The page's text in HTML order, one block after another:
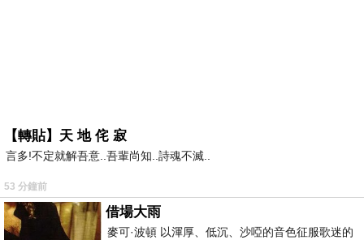
【轉貼】天 地 侘 寂
言多!不定就解吾意..吾輩尚知..詩魂不滅..
53 分鐘前
借場大雨
麥可·波頓 以渾厚、低沉、沙啞的音色征服歌迷的